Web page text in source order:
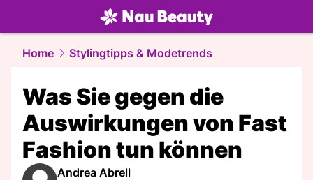
beauty.NAU.ch
Home Stylingtipps & Modetrends
Was Sie gegen die
Auswirkungen von Fast
Fashion tun können
Andrea Abrell